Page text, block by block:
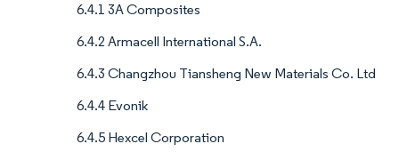
6.4.1 3A Composites
6.4.2 Armacell International S.A.
6.4.3 Changzhou Tiansheng New Materials Co. Ltd
6.4.4 Evonik
6.4.5 Hexcel Corporation